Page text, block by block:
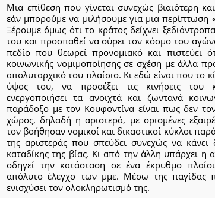
Μια επίθεση που γίνεται συνεχώς βιαιότερη
εάν μπορούμε να μιλήσουμε για μια περίπτωση
Ξέρουμε όμως ότι το κράτος δείχνει
του και προσπαθεί να σύρει τον κόσμο του
πεδίο που θεωρεί προνομιακό και πιστεύει
κοινωνικής νομιμοποίησης σε σχέση με άλλα
απολυταρχικό του πλαίσιο. Κι εδώ είναι που το
ύψος του, να προσέξει τις κινήσεις του
ενεργοποιήσει τα ανοιχτά και ζωντανά
παράδοξο με τον Κουφοντίνα είναι πως δεν
χώρος, δηλαδή η αριστερά, με ορισμένες
τον βοήθησαν νομικοί και δικαστικοί κύκλοι
της αριστεράς που σπεύδει συνεχώς να κάνει
καταδίκης της βίας. Κι από την άλλη υπάρχει η
οδηγεί την κατάσταση σε ένα έκρυθμο
απόλυτο έλεγχο των μμε. Μέσω της παγίδας
ενισχύσει τον ολοκληρωτισμό της.